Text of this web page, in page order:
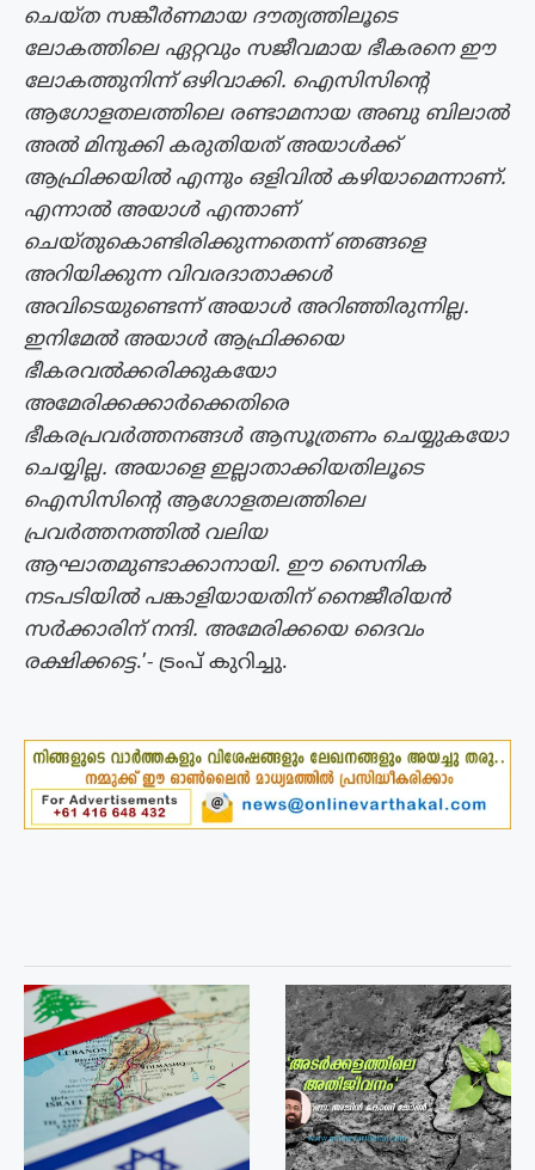
ചെയ്‌ത സങ്കീർണമായ ദൗത്യത്തിലൂടെ
ലോകത്തിലെ ഏറ്റവും സജീവമായ ഭീകരനെ ഈ
ലോകത്തുനിന്ന് ഒഴിവാക്കി. ഐസിസിൻ്റെ
ആഗോളതലത്തിലെ രണ്ടാമനായ അബു ബിലാൽ
അൽ മിനുക്കി കരുതിയത് അയാൾക്ക്
ആഫ്രിക്കയിൽ എന്നും ഒളിവിൽ കഴിയാമെന്നാണ്.
എന്നാൽ അയാൾ എന്താണ്
ചെയ്തു‌കൊണ്ടിരിക്കുന്നതെന്ന് ഞങ്ങളെ
അറിയിക്കുന്ന വിവരദാതാക്കൾ
അവിടെയുണ്ടെന്ന് അയാൾ അറിഞ്ഞിരുന്നില്ല.
ഇനിമേൽ അയാൾ ആഫ്രിക്കയെ
ഭീകരവൽക്കരിക്കുകയോ
അമേരിക്കക്കാർക്കെതിരെ
ഭീകരപ്രവർത്തനങ്ങൾ ആസൂത്രണം ചെയ്യുകയോ
ചെയ്യില്ല. അയാളെ ഇല്ലാതാക്കിയതിലൂടെ
ഐസിസിൻ്റെ ആഗോളതലത്തിലെ
പ്രവർത്തനത്തിൽ വലിയ
ആഘാതമുണ്ടാക്കാനായി. ഈ സൈനിക
നടപടിയിൽ പങ്കാളിയായതിന് നൈജീരിയൻ
സർക്കാരിന് നന്ദി. അമേരിക്കയെ ദൈവം
രക്ഷിക്കട്ടെ.’- ട്രംപ് കുറിച്ചു.